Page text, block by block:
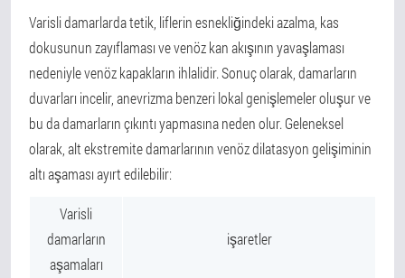
Varisli damarlarda tetik, liflerin esnekliğindeki azalma, kas
dokusunun zayıflaması ve venöz kan akışının yavaşlaması
nedeniyle venöz kapakların ihlalidir. Sonuç olarak, damarların
duvarları incelir, anevrizma benzeri lokal genişlemeler oluşur ve
bu da damarların çıkıntı yapmasına neden olur. Geleneksel
olarak, alt ekstremite damarlarının venöz dilatasyon gelişiminin
altı aşaması ayırt edilebilir:
Varisli
damarların
aşamaları
işaretler